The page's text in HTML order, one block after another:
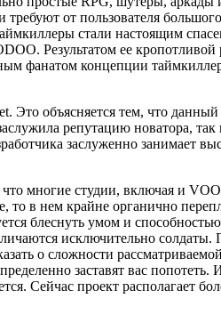
от пользователя
стали настоящим
Результатом ее кропотливой
фанатом концепции
объясняется тем, что данный
репутацию новатора,
заслуженно занимает
многие студии, включая и
то в нем крайне органично
блеснуть умом и
исключительно
о сложности
заставят вас попотеть.
Сейчас проект располагает